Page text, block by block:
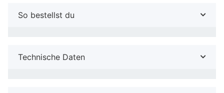
So bestellst du
Technische Daten